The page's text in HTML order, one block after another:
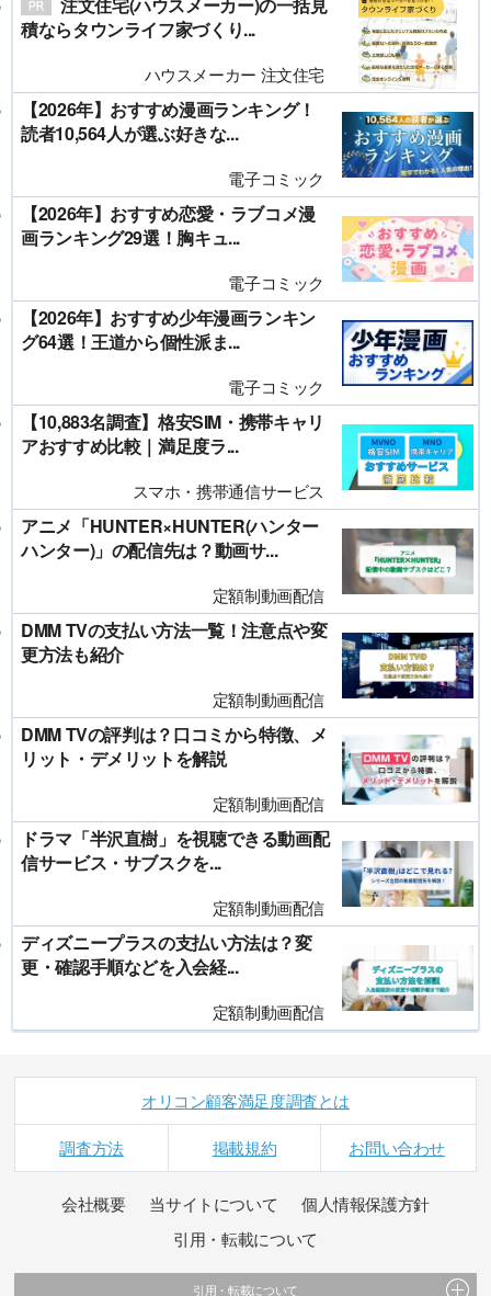
注文住宅(ハウスメーカー)の一括見
積ならタウンライフ家づくり...
ハウスメーカー 注文住宅
【2026年】おすすめ漫画ランキング！
読者10,564人が選ぶ好きな...
電子コミック
【2026年】おすすめ恋愛・ラブコメ漫
画ランキング29選！胸キュ...
電子コミック
【2026年】おすすめ少年漫画ランキン
グ64選！王道から個性派ま...
電子コミック
【10,883名調査】格安SIM・携帯キャリ
アおすすめ比較｜満足度ラ...
スマホ・携帯通信サービス
アニメ「HUNTER×HUNTER(ハンター
ハンター)」の配信先は？動画サ...
定額制動画配信
DMM TVの支払い方法一覧！注意点や変
更方法も紹介
定額制動画配信
DMM TVの評判は？口コミから特徴、メ
リット・デメリットを解説
定額制動画配信
ドラマ「半沢直樹」を視聴できる動画配
信サービス・サブスクを...
定額制動画配信
ディズニープラスの支払い方法は？変
更・確認手順などを入会経...
定額制動画配信
オリコン顧客満足度調査とは
調査方法 掲載規約 お問い合わせ
会社概要 当サイトについて
個人情報保護方針
引用・転載について
引用・転載について